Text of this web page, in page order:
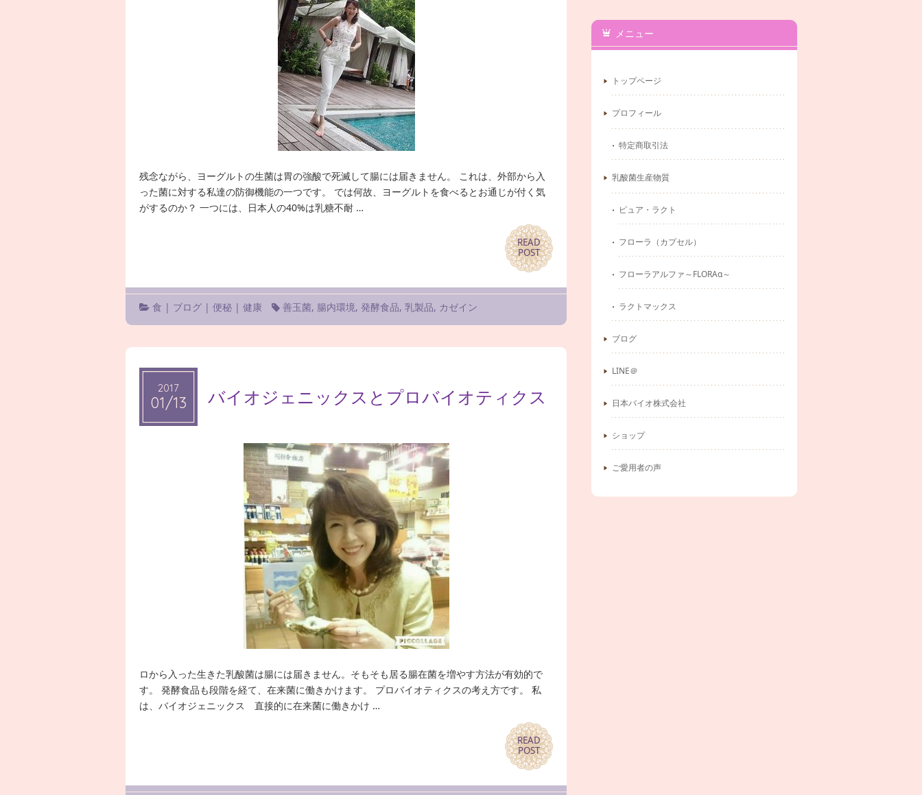
残念ながら、ヨーグルトの生菌は胃の強酸で死滅して腸には届きません。 これは、外部から入
った菌に対する私達の防御機能の一つです。 では何故、ヨーグルトを食べるとお通じが付く気
がするのか？ 一つには、日本人の40%は乳糖不耐 …
READ
POST
READ
POST
食 | ブログ |便秘 |健康 善玉菌, 腸内環境,発酵食品,乳製品, カゼイン
2017
01/13
2017
01/13 バイオジェニックスとプロバイオティクス
ロから入った生きた乳酸菌は腸には届きません。そもそも居る腸在菌を増やす方法が有効的で
す。 発酵食品も段階を経て、在来菌に働きかけます。 プロバイオティクスの考え方です。 私
は、バイオジェニックス 直接的に在来菌に働きかけ …
READ
POST
READ
POST
メニュー
トップページ
プロフィール
特定商取引法
乳酸菌生産物質
ピュア・ラクト
フローラ（カプセル）
フローラアルファ～FLORAα～
ラクトマックス
ブログ
LINE＠
日本バイオ株式会社
ショップ
ご愛用者の声